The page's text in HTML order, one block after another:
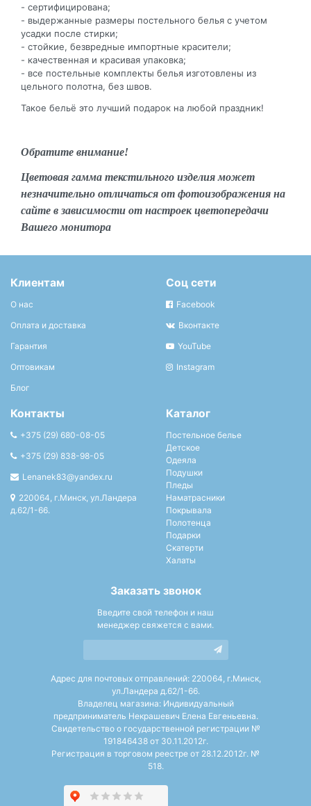
- сертифицирована;
- выдержанные размеры постельного белья с учетом
усадки после стирки;
- стойкие, безвредные импортные красители;
- качественная и красивая упаковка;
- все постельные комплекты белья изготовлены из
цельного полотна, без швов.
Такое бельё это лучший подарок на любой праздник!
Обратите внимание!
Цветовая гамма текстильного изделия может
незначительно отличаться от фотоизображения на
сайте в зависимости от настроек цветопередачи
Вашего монитора
Клиентам
О нас
Оплата и доставка
Гарантия
Оптовикам
Блог
Соц сети
Facebook
Вконтакте
YouTube
Instagram
Контакты
+375 (29) 680-08-05
+375 (29) 838-98-05
Lenanek83@yandex.ru
220064, г.Минск, ул.Ландера
д.62/1-66.
Каталог
Постельное белье
Детское
Одеяла
Подушки
Пледы
Наматрасники
Покрывала
Полотенца
Подарки
Скатерти
Халаты
Заказать звонок
Введите свой телефон и наш
менеджер свяжется с вами.
Адрес для почтовых отправлений: 220064, г.Минск,
ул.Ландера д.62/1-66.
Владелец магазина: Индивидуальный
предприниматель Некрашевич Елена Евгеньевна.
Свидетельство о государственной регистрации №
191846438 от 30.11.2012г.
Регистрация в торговом реестре от 28.12.2012г. №
518.